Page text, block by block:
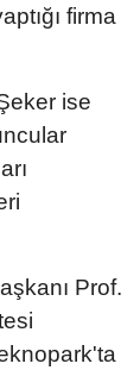
firma
ise
Prof.